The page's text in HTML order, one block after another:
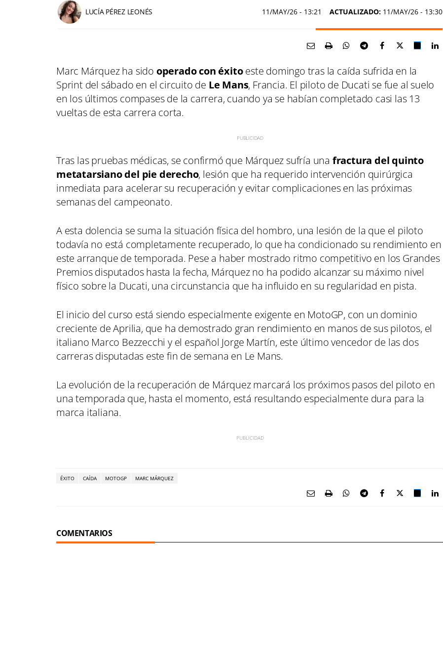
LUCÍA PÉREZ LEONÉS 11/MAY/26 - 13:21 ACTUALIZADO: 11/MAY/26 - 13:30
Marc Márquez ha sido operado con éxitoeste domingo tras la caída sufrida en la
Sprint del sábado en el circuito de Le Mans, Francia. El piloto de Ducati se fue al suelo
en los últimos compases de la carrera, cuando ya se habían completado casi las 13
vueltas de esta carrera corta.
Tras las pruebas médicas, se confirmó que Márquez sufría una fractura del quinto
metatarsiano del pie derecho, lesión que ha requerido intervención quirúrgica
inmediata para acelerar su recuperación y evitar complicaciones en las próximas
semanas del campeonato.
A esta dolencia se suma la situación física del hombro, una lesión de la que el piloto
todavía no está completamente recuperado, lo que ha condicionado su rendimiento en
este arranque de temporada. Pese a haber mostrado ritmo competitivo en los Grandes
Premios disputados hasta la fecha, Márquez no ha podido alcanzar su máximo nivel
físico sobre la Ducati, una circunstancia que ha influido en su regularidad en pista.
El inicio del curso está siendo especialmente exigente en MotoGP, con un dominio
creciente de Aprilia, que ha demostrado gran rendimiento en manos de sus pilotos, el
italiano Marco Bezzecchi y el español Jorge Martín, este último vencedor de las dos
carreras disputadas este fin de semana en Le Mans.
La evolución de la recuperación de Márquez marcará los próximos pasos del piloto en
una temporada que, hasta el momento, está resultando especialmente dura para la
marca italiana.
ÉXITO CAÍDA MOTOGP MARC MÁRQUEZ
COMENTARIOS